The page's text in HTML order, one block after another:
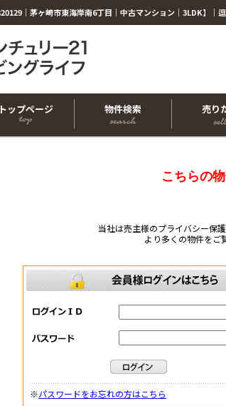
トップページ 物件検索 売り
こちらの
当社は売主様のプライバシー保
より多くの物件をご
※パスワードをお忘れの方はこちら